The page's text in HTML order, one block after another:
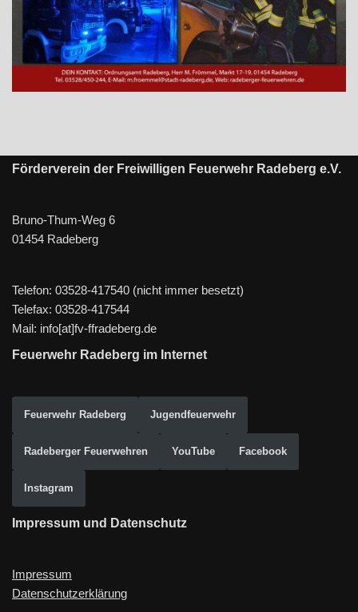
Förderverein der Freiwilligen Feuerwehr Radeberg e.V.
Bruno-Thum-Weg 6
01454 Radeberg
Telefon: 03528-417540 (nicht immer besetzt)
Telefax: 03528-417544
Mail: info[at]fv-ffradeberg.de
Feuerwehr Radeberg im Internet
Feuerwehr Radeberg Jugendfeuerwehr
Radeberger Feuerwehren YouTube Facebook
Instagram
Impressum und Datenschutz
Impressum
Datenschutzerklärung